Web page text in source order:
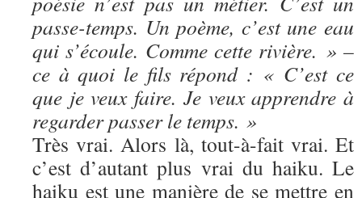
passe-temps. Un poème, c’est une eau
qui s’écoule. Comme cette rivière. » –
ce à quoi le fils répond : « C’est ce
que je veux faire. Je veux apprendre à
regarder passer le temps. »
Très vrai. Alors là, tout-à-fait vrai. Et
c’est d’autant plus vrai du haiku. Le
haiku est une manière de se mettre en